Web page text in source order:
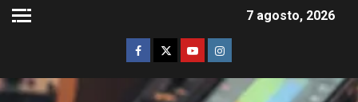
7 agosto, 2026